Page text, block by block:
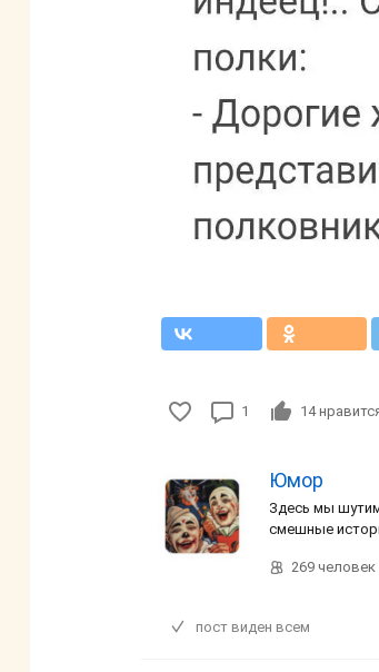
1 14
Юмор
Здесь мы
смешные
269 человек
пост виден всем